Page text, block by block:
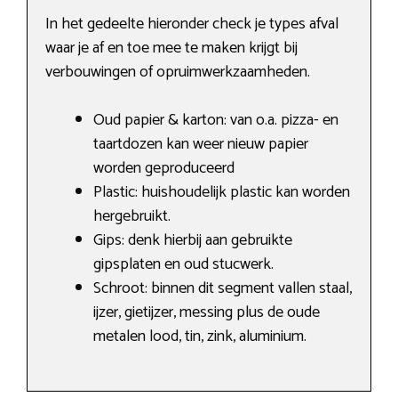
In het gedeelte hieronder check je types afval
waar je af en toe mee te maken krijgt bij
verbouwingen of opruimwerkzaamheden.
Oud papier & karton: van o.a. pizza- en
taartdozen kan weer nieuw papier
worden geproduceerd
Plastic: huishoudelijk plastic kan worden
hergebruikt.
Gips: denk hierbij aan gebruikte
gipsplaten en oud stucwerk.
Schroot: binnen dit segment vallen staal,
ijzer, gietijzer, messing plus de oude
metalen lood, tin, zink, aluminium.